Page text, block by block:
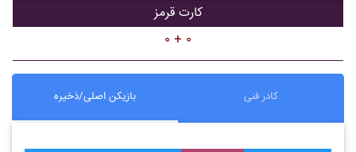
کارت قرمز
۰ + ۰
بازیکن اصلی/ذخیره کادر فنی